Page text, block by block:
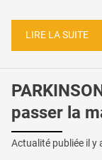
LIRE LA SUITE
passer la
Actualité publiée il y